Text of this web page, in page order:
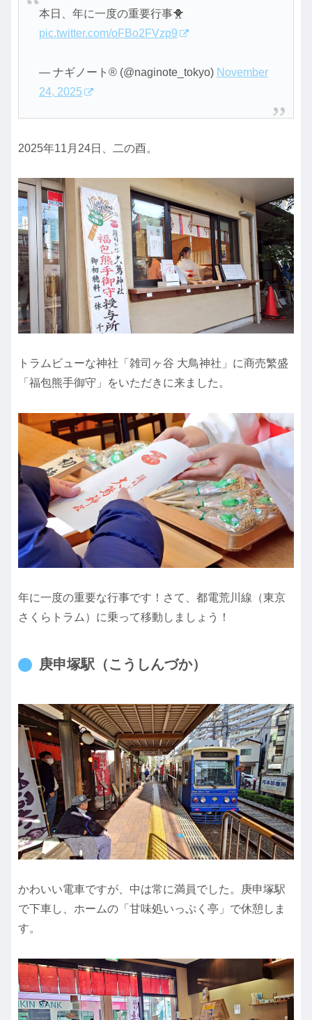
本日、年に一度の重要行事🐥
pic.twitter.com/oFBo2FVzp9
— ナギノート®︎ (@naginote_tokyo) November
24, 2025
2025年11月24日、二の酉。
トラムビューな神社「雑司ヶ谷 大鳥神社」に商売繁盛
「福包熊手御守」をいただきに来ました。
年に一度の重要な行事です！さて、都電荒川線（東京
さくらトラム）に乗って移動しましょう！
庚申塚駅（こうしんづか）
かわいい電車ですが、中は常に満員でした。庚申塚駅
で下車し、ホームの「甘味処いっぷく亭」で休憩しま
す。